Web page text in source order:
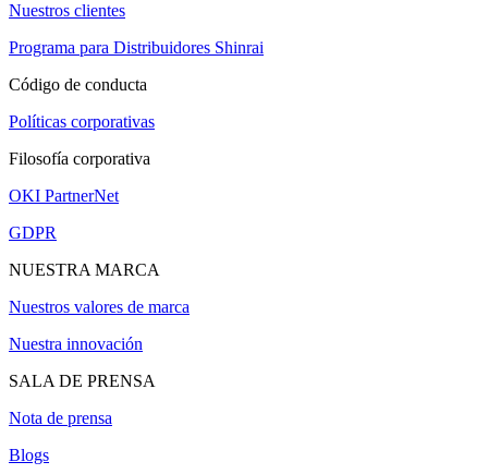
Nuestros clientes
Programa para Distribuidores Shinrai
Código de conducta
Políticas corporativas
Filosofía corporativa
OKI PartnerNet
GDPR
NUESTRA MARCA
Nuestros valores de marca
Nuestra innovación
SALA DE PRENSA
Nota de prensa
Blogs